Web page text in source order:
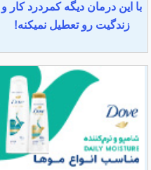
با این درمان دیگه کمردرد کار و
زندگیت رو تعطیل نمیکنه!